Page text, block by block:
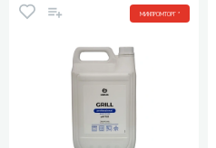
МИНПРОМТОРГ *